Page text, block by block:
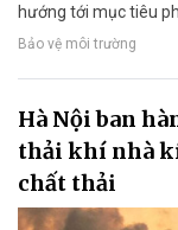
hướng tới mục tiêu
Bảo vệ môi trường
Hà Nội ban
thải khí nhà
chất thải